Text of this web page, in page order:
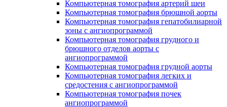
Компьютерная томография артерий шеи
Компьютерная томография брюшной аорты
Компьютерная томография гепатобилиарной
зоны с ангиопрограммой
Компьютерная томография грудного и
брюшного отделов аорты с
ангиопрограммой
Компьютерная томография грудной аорты
Компьютерная томография легких и
средостения с ангиопрограммой
Компьютерная томография почек
ангиопрограммой